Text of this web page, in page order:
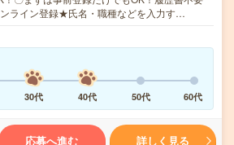
ライン登録★氏名・職種などを入力す…
30代 40代 50代 60代
応募へ進む 詳しく見る